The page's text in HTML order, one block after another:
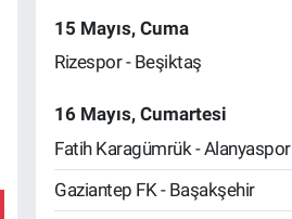
15 Mayıs, Cuma
Rizespor - Beşiktaş
16 Mayıs, Cumartesi
Fatih Karagümrük - Alanyaspor
Gaziantep FK - Başakşehir